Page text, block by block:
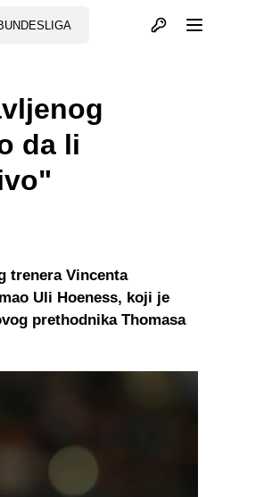
Otvori profil
da li
trenera Vincenta
Uli Hoeness, koji je
prethodnika Thomasa